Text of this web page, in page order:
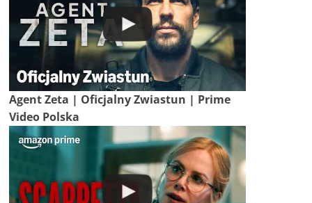
Agent Zeta | Oficjalny Zwiastun | Prime
Video Polska